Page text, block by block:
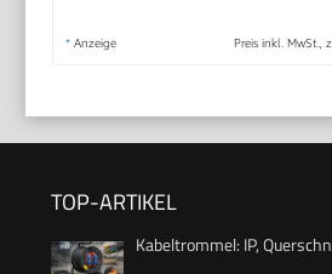
* Anzeige Preis inkl. MwSt.,
TOP-ARTIKEL
Kabeltrommel: IP,